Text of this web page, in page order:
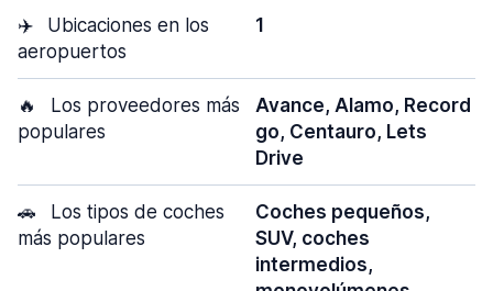
✈️
Ubicaciones en los
aeropuertos
1
🔥
Los proveedores más
populares
Avance, Alamo, Record
go, Centauro, Lets
Drive
🚗
Los tipos de coches
más populares
Coches pequeños,
SUV, coches
intermedios,